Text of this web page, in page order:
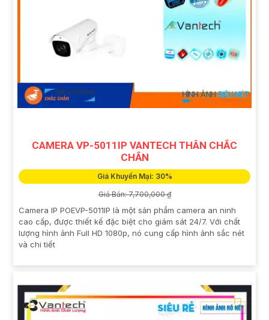
CAMERA VP-5011IP VANTECH THÂN CHẮC
CHẮN
Giá Khuyến Mại: 30%
Giá Bán: 7,700,000 ₫
Camera IP POEVP-5011IP là một sản phẩm camera an ninh
cao cấp, được thiết kế đặc biệt cho giám sát 24/7. Với chất
lượng hình ảnh Full HD 1080p, nó cung cấp hình ảnh sắc nét
và chi tiết